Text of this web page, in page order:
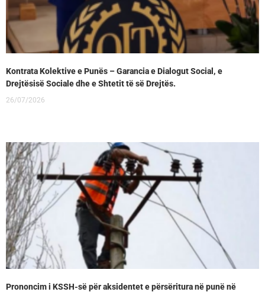
Kontrata Kolektive e Punës – Garancia e Dialogut Social, e
Drejtësisë Sociale dhe e Shtetit të së Drejtës.
26/07/2026
Prononcim i KSSH-së për aksidentet e përsëritura në punë në